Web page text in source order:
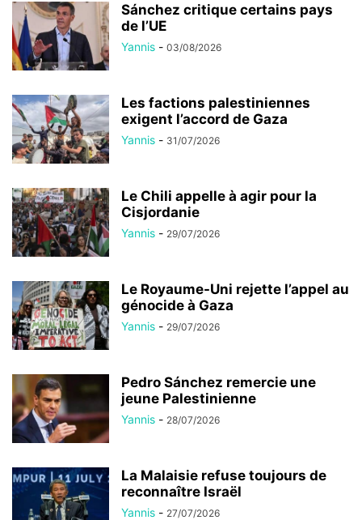
Sánchez critique certains pays
de l’UE
Yannis - 03/08/2026
Les factions palestiniennes
exigent l’accord de Gaza
Yannis - 31/07/2026
Le Chili appelle à agir pour la
Cisjordanie
Yannis - 29/07/2026
Le Royaume-Uni rejette l’appel au
génocide à Gaza
Yannis - 29/07/2026
Pedro Sánchez remercie une
jeune Palestinienne
Yannis - 28/07/2026
La Malaisie refuse toujours de
reconnaître Israël
Yannis - 27/07/2026